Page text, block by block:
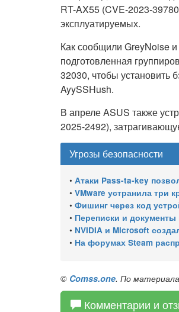
RT-AX55 (CVE-2023-
эксплуатируемых.
Как сообщили GreyNoise
подготовленная
32030, чтобы установить
AyySSHush.
В апреле ASUS также
2025-2492),
Угрозы безопасности
• Атаки Pass-ta-key
• VMware устранила три
• Фишинг через код
• Переписки и документы
• NVIDIA и Microsoft создали
• На форумах Steam
© Comss.one. По